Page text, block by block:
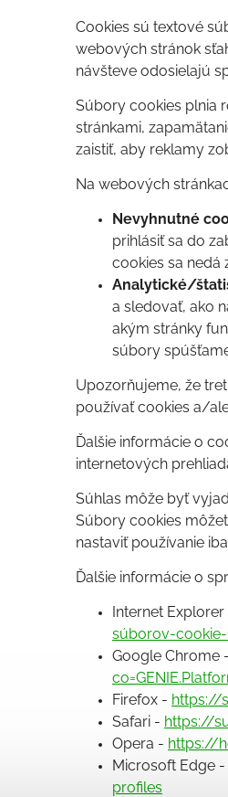
Cookies sú textové
webových stránok
návšteve odosielajú
Súbory cookies plnia
stránkami,
zaistiť, aby reklamy
Na webových
Nevyhnutné
prihlásiť sa do
cookies sa nedá
Analytické/
a sledovať, ako
akým stránky
súbory
Upozorňujeme, že
používať cookies a/
Ďalšie informácie o
internetových
Súhlas môže byť
Súbory cookies
nastaviť používanie
Ďalšie informácie o
Internet Explorer
súborov-cookie-
Google Chrome -
Firefox - https://
Safari - https://
Opera - https://
Microsoft Edge -
profiles